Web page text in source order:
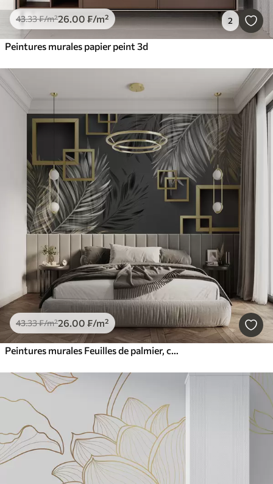
43.33₣/m²26.00 ₣/m² 2
Peintures murales papier peint 3d
43.33₣/m²26.00 ₣/m²
Peintures murales Feuilles de palmier, carrés